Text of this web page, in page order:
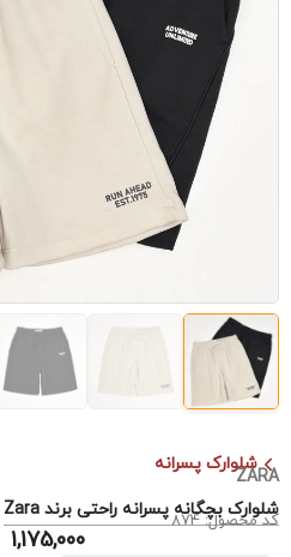
شلوارک پسرانه
ZARA
شلوارک بچگانه پسرانه راحتی برند Zara
کد محصول: 874
1,175,000